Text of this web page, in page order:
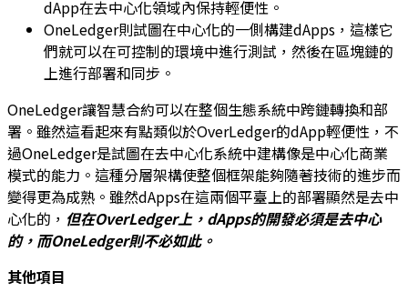
dApp在去中心化領域內保持輕便性。
OneLedger則試圖在中心化的一側構建dApps，這樣它
們就可以在可控制的環境中進行測試，然後在區塊鏈的
上進行部署和同步。
OneLedger讓智慧合約可以在整個生態系統中跨鏈轉換和部
署。雖然這看起來有點類似於OverLedger的dApp輕便性，不
過OneLedger是試圖在去中心化系統中建構像是中心化商業
模式的能力。這種分層架構使整個框架能夠隨著技術的進步而
變得更為成熟。雖然dApps在這兩個平臺上的部署顯然是去中
心化的， 但在OverLedger上， dApps的開發必須是去中心
的，而OneLedger則不必如此。
其他項目